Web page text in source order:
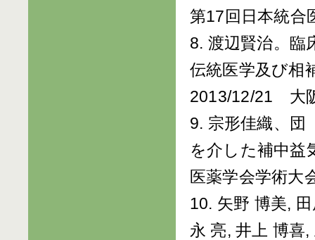
第17回日本統合
8. 渡辺賢治。臨
伝統医学及び相
2013/12/21 大
9. 宗形佳織、
を介した補中益
医薬学会学術
10. 矢野 博美,
永 亮, 井上 博喜